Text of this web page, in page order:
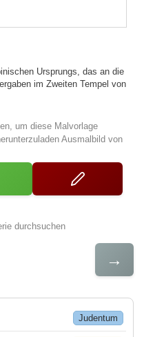
Ursprungs, das an die
im Zweiten Tempel von
um diese Malvorlage
Ausmalbild von
durchsuchen
→
Judentum